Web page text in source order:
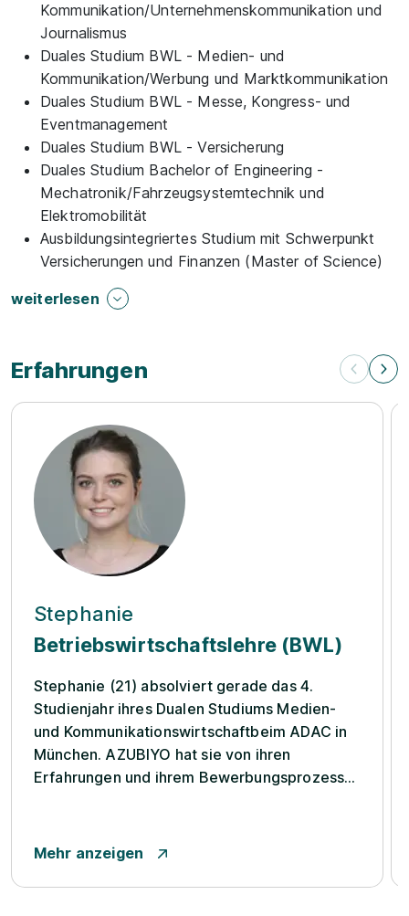
Kommunikation/Unternehmenskommunikation und
Journalismus
Duales Studium BWL - Medien- und
Kommunikation/Werbung und Marktkommunikation
Duales Studium BWL - Messe, Kongress- und
Eventmanagement
Duales Studium BWL - Versicherung
Duales Studium Bachelor of Engineering -
Mechatronik/Fahrzeugsystemtechnik und
Elektromobilität
Ausbildungsintegriertes Studium mit Schwerpunkt
Versicherungen und Finanzen (Master of Science)
weiterlesen
Erfahrungen
Stephanie
Betriebswirtschaftslehre (BWL)
Stephanie (21) absolviert gerade das 4.
Studienjahr ihres Dualen Studiums Medien-
und Kommunikationswirtschaftbeim ADAC in
München. AZUBIYO hat sie von ihren
Erfahrungen und ihrem Bewerbungsprozess
welchen Beruf sie später ausüben möchten.
Mehr anzeigen